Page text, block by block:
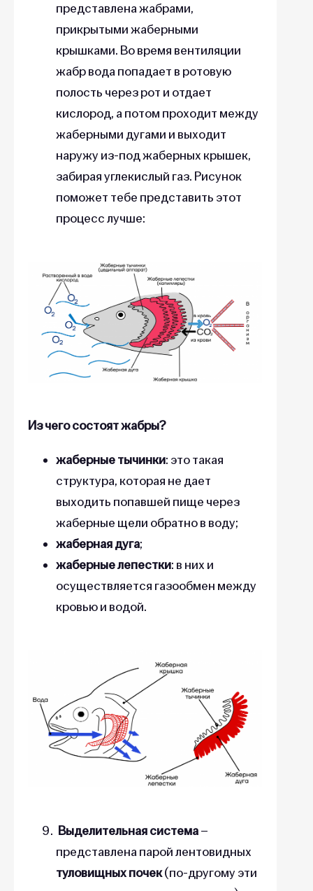
представлена жабрами,
прикрытыми жаберными
крышками. Во время вентиляции
жабр вода попадает в ротовую
полость через рот и отдает
кислород, а потом проходит между
жаберными дугами и выходит
наружу из-под жаберных крышек,
забирая углекислый газ. Рисунок
поможет тебе представить этот
процесс лучше:
Из чего состоят жабры?
жаберные тычинки: это такая
структура, которая не дает
выходить попавшей пище через
жаберные щели обратно в воду;
жаберная дуга;
жаберные лепестки: в них и
осуществляется газообмен между
кровью и водой.
Выделительная система–
представлена парой лентовидных
туловищных почек(по-другому эти